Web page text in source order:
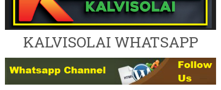
KALVISOLAI WHATSAPP